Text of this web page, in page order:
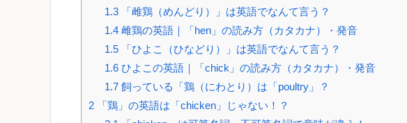
1.3「雌鶏（めんどり）」は英語でなんて言う？
1.4雌鶏の英語｜「hen」の読み方（カタカナ）・発音
1.5「ひよこ（ひなどり）」は英語でなんて言う？
1.6ひよこの英語｜「chick」の読み方（カタカナ）・発音
1.7飼っている「鶏（にわとり）は「poultry」？
2 「鶏」の英語は「chicken」じゃない！？